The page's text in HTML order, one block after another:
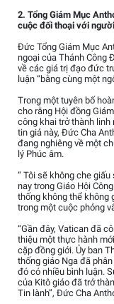
2. Tổng Giám Mục
cuộc đối thoại với
Đức Tổng Giám Mục
ngoại của Thánh Công
về các giá trị đạo đức
luận “bằng cùng một
Trong một tuyên bố
cho rằng Hội đồng
công khai trở thành linh
tin giả này, Đức Cha
đang nghiêng về một
lý Phúc âm.
“ Tôi sẽ không che
nay trong Giáo Hội
thống không thể không
trong một cuộc phỏng
“Gần đây, Vatican đã
thiệu một thực hành
cặp đồng giới. Ủy ban
thống giáo Nga đã
đó có nhiều bình luận.
của Kitô giáo đã trở
Tin lành”, Đức Cha